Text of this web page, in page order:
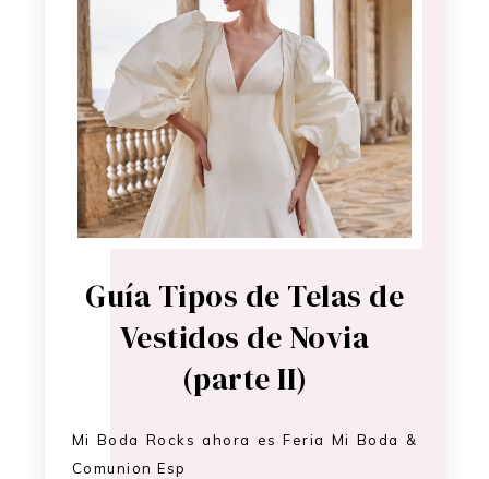
Guía Tipos de Telas de
Vestidos de Novia
(parte II)
Mi Boda Rocks ahora es Feria Mi Boda &
Comunion Esp